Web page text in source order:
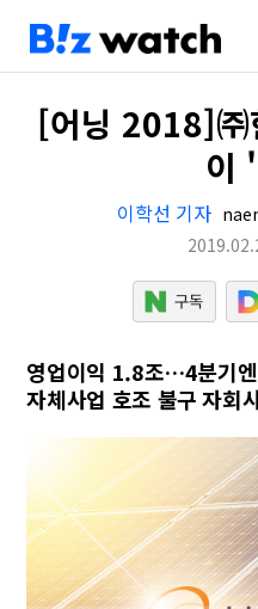
[어닝 2018]㈜
이
이학선 기자
영업이익 1.8조…4분기
자체사업 호조 불구 자회